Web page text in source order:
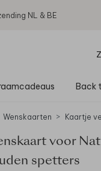
NL & BE
Back
Wenskaarten Kaartje
voor
spetters